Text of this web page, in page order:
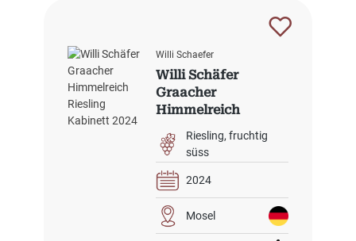
Willi Schaefer
Willi Schäfer
Graacher
Himmelreich
Riesling Kabinett
2024
Riesling fruchtig
süss
2024
Mosel